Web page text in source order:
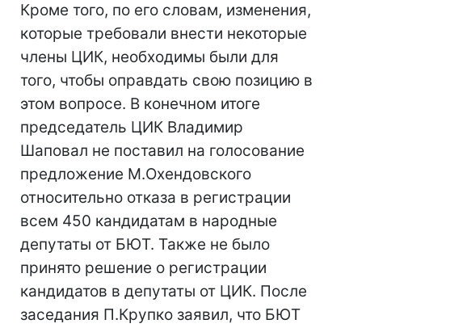
Кроме того, по его словам, изменения,
которые требовали внести некоторые
члены ЦИК, необходимы были для
того, чтобы оправдать свою позицию в
этом вопросе. В конечном итоге
председатель ЦИК Владимир
Шаповал не поставил на голосование
предложение М.Охендовского
относительно отказа в регистрации
всем 450 кандидатам в народные
депутаты от БЮТ. Также не было
принято решение о регистрации
кандидатов в депутаты от ЦИК. После
заседания П.Крупко заявил, что БЮТ